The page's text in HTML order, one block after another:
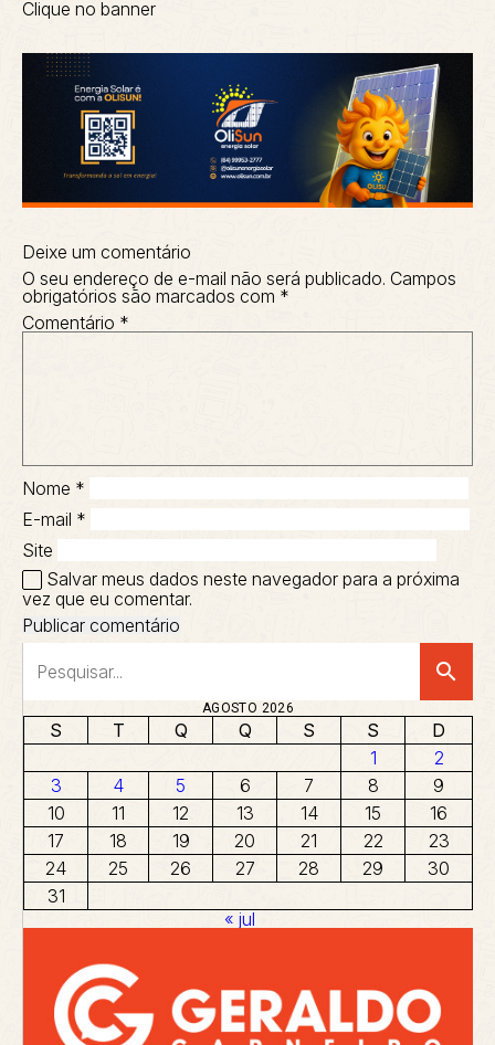
Clique no banner
Deixe um comentário
O seu endereço de e-mail não será publicado. Campos
obrigatórios são marcados com *
Comentário *
Nome *
E-mail *
Site
Salvar meus dados neste navegador para a próxima
vez que eu comentar.
search
AGOSTO 2026
S T Q Q S S
D
1
2
3
4 5 6 7 8
9
10
11 12 13 14 15
16
17
18 19 20 21 22
23
24
25 26 27 28 29
30
31
« jul